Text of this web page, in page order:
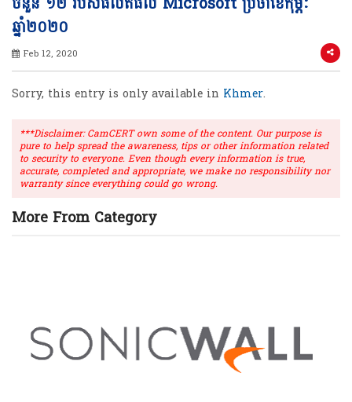
ឆ្នាំ២០២០
Feb 12, 2020
Sorry, this entry is only available in Khmer.
***Disclaimer: CamCERT own some of the content. Our purpose is
pure to help spread the awareness, tips or other information related
to security to everyone. Even though every information is true,
accurate, completed and appropriate, we make no responsibility nor
warranty since everything could go wrong.
More From Category